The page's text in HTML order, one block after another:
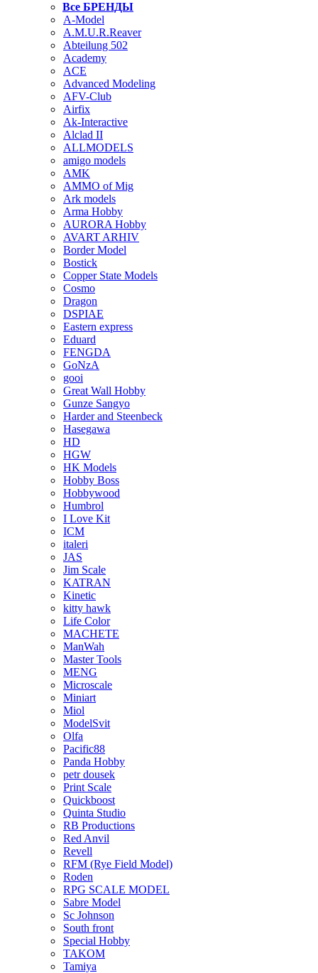
Все БРЕНДЫ
A-Model
A.M.U.R.Reaver
Abteilung 502
Academy
ACE
Advanced Modeling
AFV-Club
Airfix
Ak-Interactive
Alclad II
ALLMODELS
amigo models
AMK
AMMO of Mig
Ark models
Arma Hobby
AURORA Hobby
AVART ARHIV
Border Model
Bostick
Copper State Models
Cosmo
Dragon
DSPIAE
Eastern express
Eduard
FENGDA
GoNzA
gooi
Great Wall Hobby
Gunze Sangyo
Harder and Steenbeck
Hasegawa
HD
HGW
HK Models
Hobby Boss
Hobbywood
Humbrol
I Love Kit
ICM
italeri
JAS
Jim Scale
KATRAN
Kinetic
kitty hawk
Life Color
MACHETE
ManWah
Master Tools
MENG
Microscale
Miniart
Miol
ModelSvit
Olfa
Pacific88
Panda Hobby
petr dousek
Print Scale
Quickboost
Quinta Studio
RB Productions
Red Anvil
Revell
RFM (Rye Field Model)
Roden
RPG SCALE MODEL
Sabre Model
Sc Johnson
South front
Special Hobby
TAKOM
Tamiya